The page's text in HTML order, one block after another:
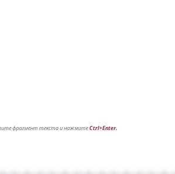
фрагмент текста и нажмитеCtrl+Enter.